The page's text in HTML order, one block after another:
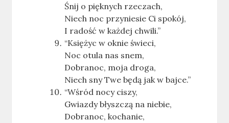
Śnij o pięknych rzeczach,
Niech noc przyniesie Ci spokój,
I radość w każdej chwili.”
“Księżyc w oknie świeci,
Noc otula nas snem,
Dobranoc, moja droga,
Niech sny Twe będą jak w bajce.”
“Wśród nocy ciszy,
Gwiazdy błyszczą na niebie,
Dobranoc, kochanie,